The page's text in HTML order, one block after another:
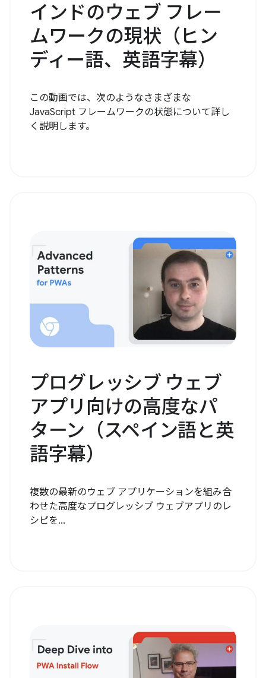
インドのウェブ フレー
ムワークの現状（ヒン
ディー語、英語字幕）
この動画では、次のようなさまざまな
JavaScript フレームワークの状態について詳し
く説明します。
プログレッシブ ウェブ
アプリ向けの高度なパ
ターン（スペイン語と英
語字幕）
複数の最新のウェブ アプリケーションを組み合
わせた高度なプログレッシブ ウェブアプリのレ
シピを...